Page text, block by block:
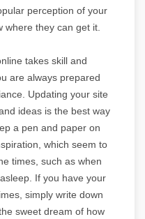
perception of your
where they can get it.
takes skill and
are always prepared
Updating your site
ideas is the best way
a pen and paper on
which seem to
times, such as when
If you have your
simply write down
sweet dream of how